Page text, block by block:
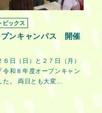
ピックス
プンキャンパス 開催
日（日）と２７日（月）
令和８年度オープンキャン
た。 両日とも大変...